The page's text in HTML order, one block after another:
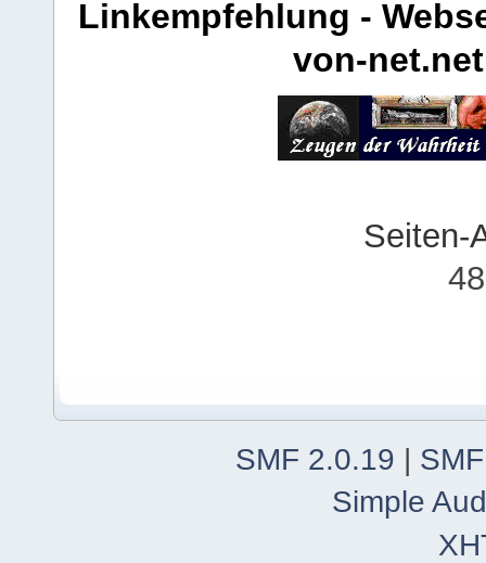
Linkempfehlung -
von-net.net
Seiten-
SMF 2.0.19 |
Simple